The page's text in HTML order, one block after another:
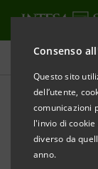
Consenso
Questo sito
dell’utente,
comunicazioni
l'invio di
diverso da
anno.
Comunicati
STAMPA
Due
Il Tour